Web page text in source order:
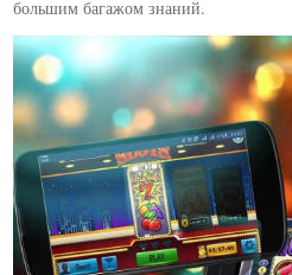
большим багажом знаний.